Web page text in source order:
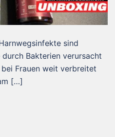
sind
Bakterien verursacht
Frauen weit verbreitet
[…]